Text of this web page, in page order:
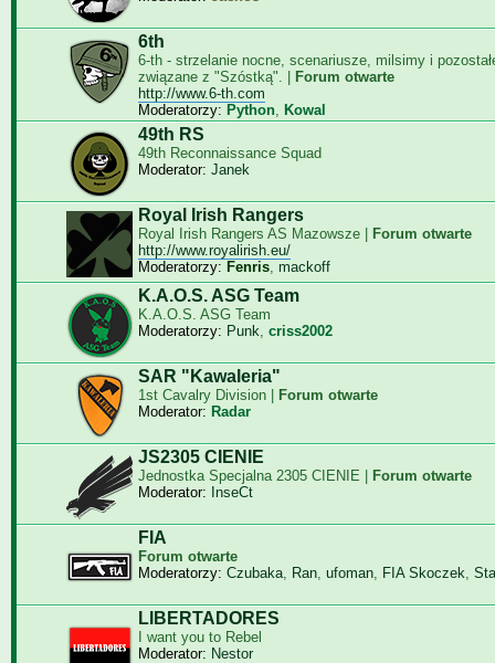
6th
6-th - strzelanie nocne, scenariusze, milsimy i
związane z "Szóstką". |
Forum otwarte
http://www.6-th.com
Moderatorzy: Python, Kowal
49th RS
49th Reconnaissance Squad
Moderator: Janek
Royal Irish Rangers
Royal Irish Rangers AS Mazowsze |
Forum otwarte
http://www.royalirish.eu/
Moderatorzy: Fenris, mackoff
K.A.O.S. ASG Team
K.A.O.S. ASG Team
Moderatorzy: Punk, criss2002
SAR "Kawaleria"
1st Cavalry Division |
Forum otwarte
Moderator: Radar
JS2305 CIENIE
Jednostka Specjalna 2305 CIENIE |
Forum otwarte
Moderator: InseCt
FIA
Forum otwarte
Moderatorzy: Czubaka, Ran, ufoman, FIA Skoczek,
LIBERTADORES
I want you to Rebel
Moderator: Nestor